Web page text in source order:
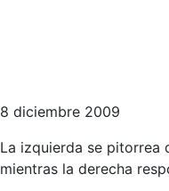
8 diciembre 2009
La izquierda se pitorrea
mientras la derecha